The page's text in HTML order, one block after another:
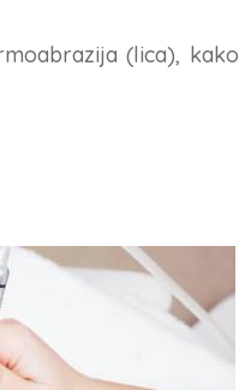
(lica),